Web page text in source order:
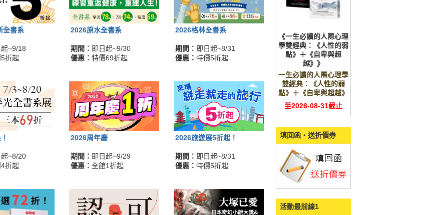
全書系
~9/18
折起
2026原水全書系
期間： 即日起~9/30
優惠：特價69折起
2026格林全書系
期間： 即日起~8/31
優惠：特價5折起
起~8/20
折起
2026周年慶
期間： 即日起~9/29
優惠：全館1折起
2026旅遊展5折起！
期間： 即日起~8/31
優惠：特價5折起
《一生必讀的人際心理
學雙經典：《人性的弱
點》＋《自卑與超
越》》
一生必讀的人際心理學
雙經典：《人性的弱
點》＋《自卑與超越》
至2026-08-31截止
填回函‧送折價券
活動最前線1